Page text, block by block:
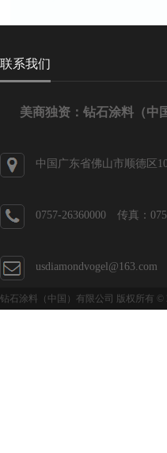
联系我们
美商独资：钻石涂料（中
中国广东省佛山市顺德区
0757-26360000 传真：
usdiamondvogel@163.com
钻石涂料（中国）有限公司 版权所有 ©